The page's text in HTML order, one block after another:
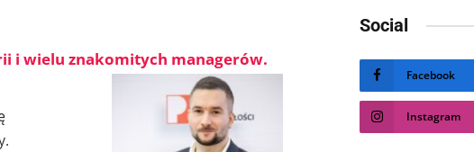
i wielu znakomitych managerów.
Social
Facebook
Instagram